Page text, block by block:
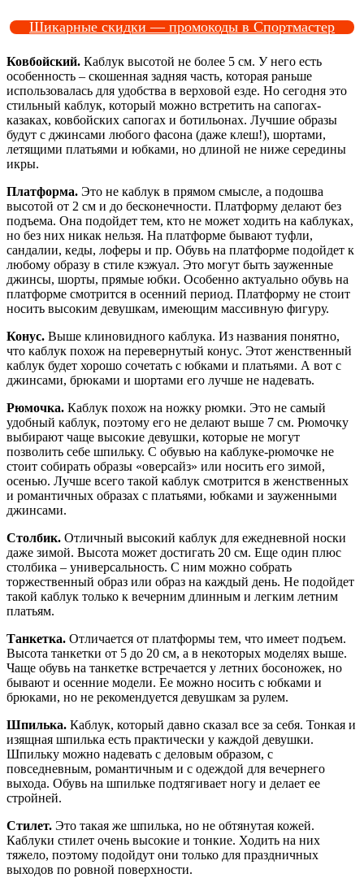
Шикарные скидки — промокоды в Спортмастер
Ковбойский. Каблук высотой не более 5 см. У него есть
особенность – скошенная задняя часть, которая раньше
использовалась для удобства в верховой езде. Но сегодня это
стильный каблук, который можно встретить на сапогах-
казаках, ковбойских сапогах и ботильонах. Лучшие образы
будут с джинсами любого фасона (даже клеш!), шортами,
летящими платьями и юбками, но длиной не ниже середины
икры.
Платформа. Это не каблук в прямом смысле, а подошва
высотой от 2 см и до бесконечности. Платформу делают без
подъема. Она подойдет тем, кто не может ходить на каблуках,
но без них никак нельзя. На платформе бывают туфли,
сандалии, кеды, лоферы и пр. Обувь на платформе подойдет к
любому образу в стиле кэжуал. Это могут быть зауженные
джинсы, шорты, прямые юбки. Особенно актуально обувь на
платформе смотрится в осенний период. Платформу не стоит
носить высоким девушкам, имеющим массивную фигуру.
Конус. Выше клиновидного каблука. Из названия понятно,
что каблук похож на перевернутый конус. Этот женственный
каблук будет хорошо сочетать с юбками и платьями. А вот с
джинсами, брюками и шортами его лучше не надевать.
Рюмочка. Каблук похож на ножку рюмки. Это не самый
удобный каблук, поэтому его не делают выше 7 см. Рюмочку
выбирают чаще высокие девушки, которые не могут
позволить себе шпильку. С обувью на каблуке-рюмочке не
стоит собирать образы «оверсайз» или носить его зимой,
осенью. Лучше всего такой каблук смотрится в женственных
и романтичных образах с платьями, юбками и зауженными
джинсами.
Столбик. Отличный высокий каблук для ежедневной носки
даже зимой. Высота может достигать 20 см. Еще один плюс
столбика – универсальность. С ним можно собрать
торжественный образ или образ на каждый день. Не подойдет
такой каблук только к вечерним длинным и легким летним
платьям.
Танкетка. Отличается от платформы тем, что имеет подъем.
Высота танкетки от 5 до 20 см, а в некоторых моделях выше.
Чаще обувь на танкетке встречается у летних босоножек, но
бывают и осенние модели. Ее можно носить с юбками и
брюками, но не рекомендуется девушкам за рулем.
Шпилька. Каблук, который давно сказал все за себя. Тонкая и
изящная шпилька есть практически у каждой девушки.
Шпильку можно надевать с деловым образом, с
повседневным, романтичным и с одеждой для вечернего
выхода. Обувь на шпильке подтягивает ногу и делает ее
стройней.
Стилет. Это такая же шпилька, но не обтянутая кожей.
Каблуки стилет очень высокие и тонкие. Ходить на них
тяжело, поэтому подойдут они только для праздничных
выходов по ровной поверхности.